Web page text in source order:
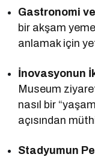
Gastronomi
bir akşam
anlamak için
İnovasyonun
Museum
nasıl bir
açısından
Stadyumun